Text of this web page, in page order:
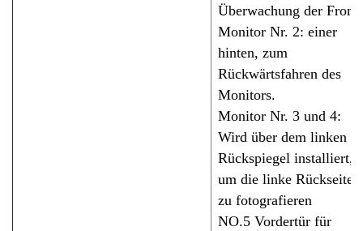
Überwachung der Front
Monitor Nr. 2: einer
hinten, zum
Rückwärtsfahren des
Monitors.
Monitor Nr. 3 und 4:
Wird über dem linken
Rückspiegel installiert,
um die linke Rückseite
zu fotografieren
NO.5 Vordertür für